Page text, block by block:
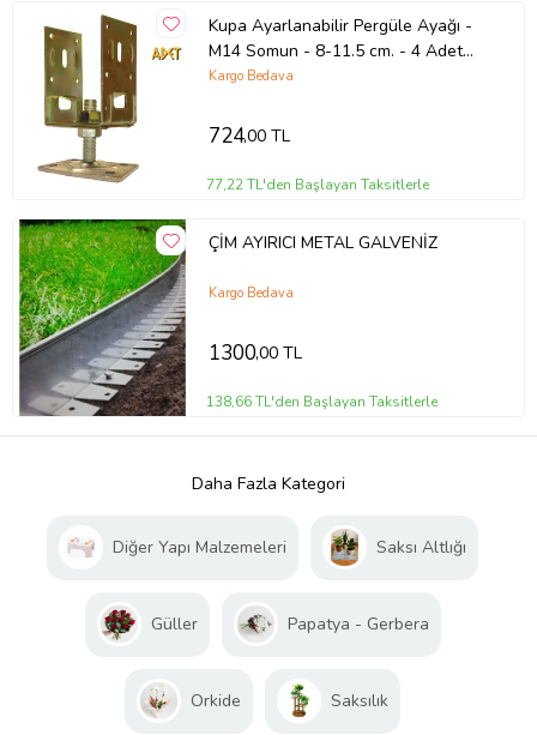
Kupa Ayarlanabilir Pergüle Ayağı -
M14 Somun - 8-11.5 cm. - 4 Adet
(Sarı Geçişli)
Kargo Bedava
724,00 TL
77,22 TL'den Başlayan Taksitlerle
ÇİM AYIRICI METAL GALVENİZ
Kargo Bedava
1300,00 TL
138,66 TL'den Başlayan Taksitlerle
Daha Fazla Kategori
Diğer Yapı Malzemeleri Saksı Altlığı
Güller Papatya - Gerbera
Orkide Saksılık